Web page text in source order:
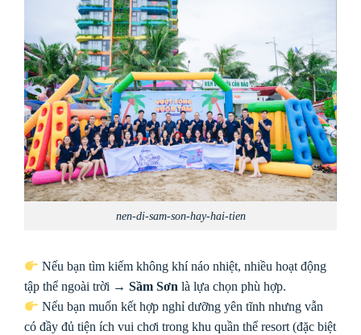
nen-di-sam-son-hay-hai-tien
Nếu bạn tìm kiếm không khí náo nhiệt, nhiều hoạt động
tập thể ngoài trời → Sầm Sơn là lựa chọn phù hợp.
Nếu bạn muốn kết hợp nghỉ dưỡng yên tĩnh nhưng vẫn
có đầy đủ tiện ích vui chơi trong khu quần thể resort (đặc biệt